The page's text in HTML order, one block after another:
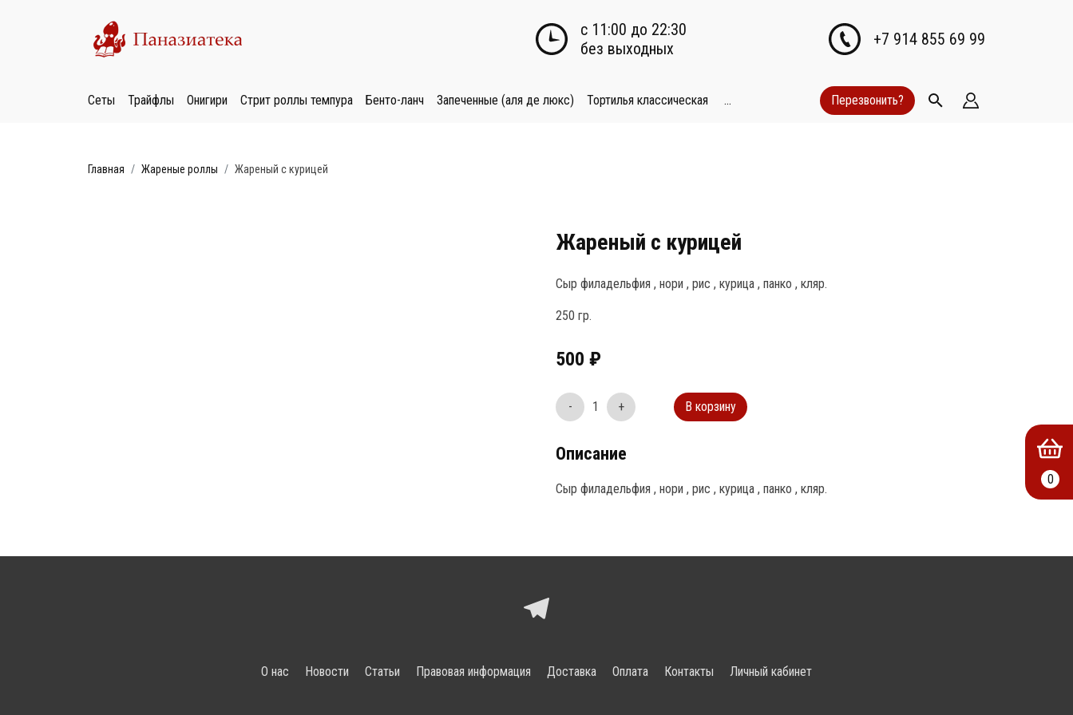
с 11:00 до 22:30
без выходных
+7 914 855 69 99
Сеты Трайфлы Онигири Стрит роллы темпура Бенто-ланч Запеченные (аля де люкс) Тортилья классическая ... Перезвонить?
Главная Жареные роллы Жареный с курицей
Жареный с курицей
Сыр филадельфия , нори , рис , курица , панко , кляр.
250 гр.
500 ₽
- 1 + В корзину
Описание
Сыр филадельфия , нори , рис , курица , панко , кляр.
О нас Новости Статьи Правовая информация Доставка Оплата Контакты Личный кабинет
0